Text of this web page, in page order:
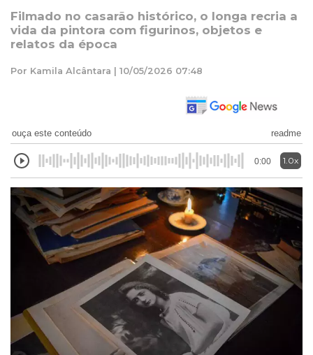
Filmado no casarão histórico, o longa recria a
vida da pintora com figurinos, objetos e
relatos da época
Por Kamila Alcântara | 10/05/2026 07:48
ouça este conteúdo readme
0:00 1.0x